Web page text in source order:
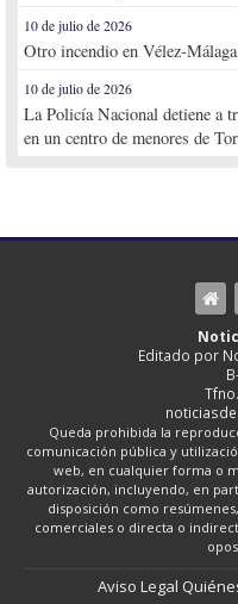
10 de julio de 2026
Otro incendio en Vélez-
10 de julio de 2026
La Policía Nacional detiene a
en un centro de menores de
Editado por
Queda prohibida la
comunicación pública y
web, en cualquier forma o
autorización, incluyendo, en
disposición como
comerciales o directa o
Aviso Legal